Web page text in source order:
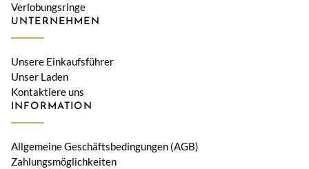
Verlobungsringe
UNTERNEHMEN
Unsere Einkaufsführer
Unser Laden
Kontaktiere uns
INFORMATION
Allgemeine Geschäftsbedingungen (AGB)
Zahlungsmöglichkeiten